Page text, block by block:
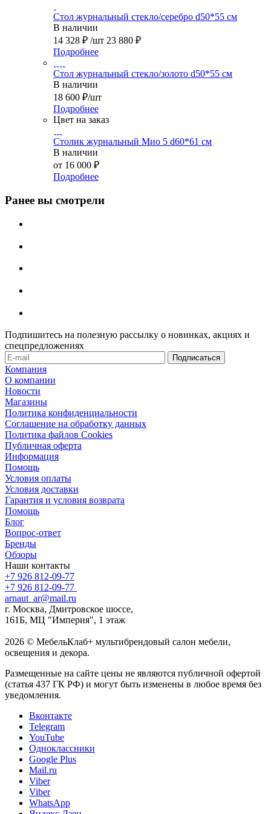
Стол журнальный стекло/серебро d50*55 см
В наличии
14 328 ₽ /шт 23 880 ₽
Подробнее
Стол журнальный стекло/золото d50*55 см
В наличии
18 600 ₽/шт
Подробнее
Цвет на заказ
Столик журнальный Мио 5 d60*61 см
В наличии
от 16 000 ₽
Подробнее
Ранее вы смотрели
Подпишитесь на полезную рассылку о новинках, акциях и
спецпредложениях
Компания
О компании
Новости
Магазины
Политика конфиденциальности
Соглашение на обработку данных
Политика файлов Cookies
Публичная оферта
Информация
Помощь
Условия оплаты
Условия доставки
Гарантия и условия возврата
Помощь
Блог
Вопрос-ответ
Бренды
Обзоры
Наши контакты
+7 926 812-09-77
+7 926 812-09-77
arnaut_ar@mail.ru
г. Москва, Дмитровское шоссе,
161Б, МЦ "Империя", 1 этаж
2026 © МебельКлаб+ мультибрендовый салон мебели,
освещения и декора.
Размещенные на сайте цены не являются публичной офертой
(статья 437 ГК РФ) и могут быть изменены в любое время без
уведомления.
Вконтакте
Telegram
YouTube
Одноклассники
Google Plus
Mail.ru
Viber
Viber
WhatsApp